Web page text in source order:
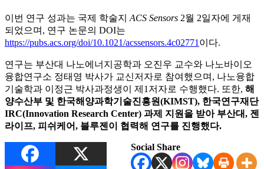
이번 연구 성과는 국제 학술지 ACS Sensors 2월 2일자에 게재
되었으며, 연구 논문의 DOI는
https://pubs.acs.org/doi/10.1021/acssensors.4c02771 이다.
연구는 부산대 나노에너지공학과 오진우 교수와 나노바이오
융합연구소 정태영 박사가 교신저자로 참여했으며, 나노융합
기술학과 이정근 박사과정생이 제1저자로 수행했다. 또한, 해
양수산부 및 한국해양과학기술진흥원(KIMST), 한국연구재단
IRC(Innovation Research Center) 과제 지원을 받아 부산대, 젠
라이프, 피쉬케어, 블루젠이 협력해 연구를 진행했다.
Social Share